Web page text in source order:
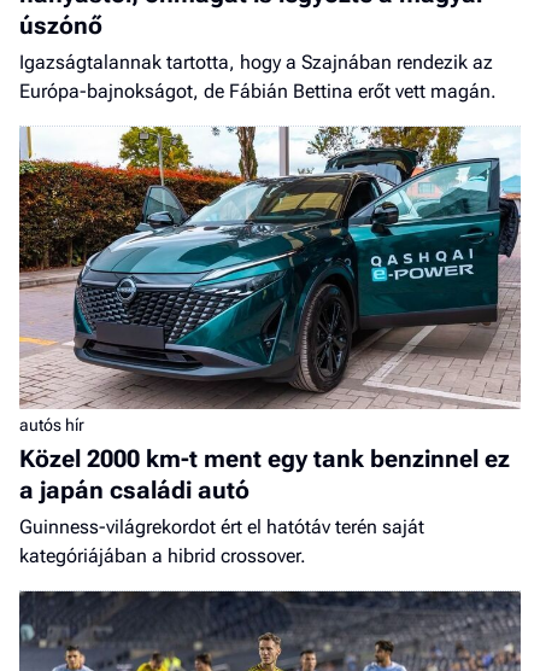
úszónő
Igazságtalannak tartotta, hogy a Szajnában rendezik az
Európa-bajnokságot, de Fábián Bettina erőt vett magán.
autós hír
Közel 2000 km-t ment egy tank benzinnel ez
a japán családi autó
Guinness-világrekordot ért el hatótáv terén saját
kategóriájában a hibrid crossover.